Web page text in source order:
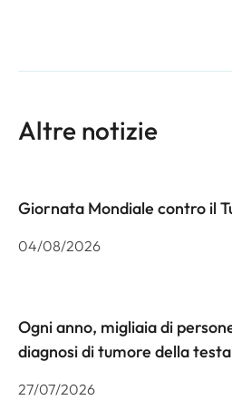
Altre notizie
Giornata Mondiale contro il
04/08/2026
Ogni anno, migliaia di
diagnosi di tumore della
27/07/2026